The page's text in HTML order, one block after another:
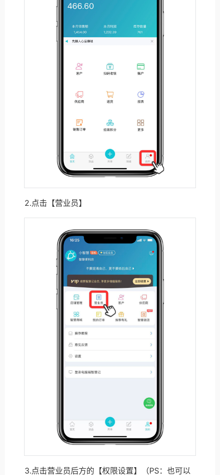
2.点击【营业员】
3.点击营业员后方的【权限设置】（PS：也可以